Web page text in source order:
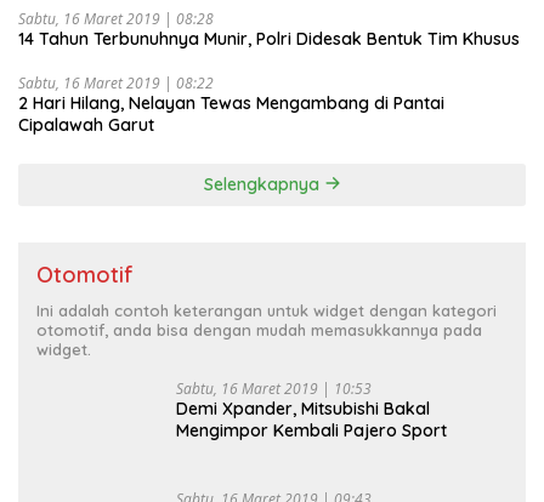
Sabtu, 16 Maret 2019 | 08:28
14 Tahun Terbunuhnya Munir, Polri Didesak Bentuk Tim Khusus
Sabtu, 16 Maret 2019 | 08:22
2 Hari Hilang, Nelayan Tewas Mengambang di Pantai
Cipalawah Garut
Selengkapnya
Otomotif
Ini adalah contoh keterangan untuk widget dengan kategori
otomotif, anda bisa dengan mudah memasukkannya pada
widget.
Sabtu, 16 Maret 2019 | 10:53
Demi Xpander, Mitsubishi Bakal
Mengimpor Kembali Pajero Sport